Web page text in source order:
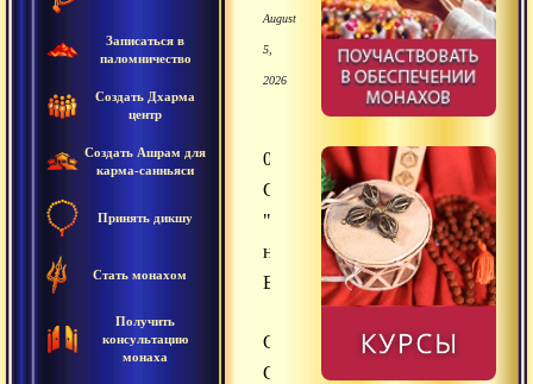
Записаться в
паломничество
Создать Дхарма
центр
Создать Ашрам для
карма-санньяси
Принять дикшу
Стать монахом
Получить
консультацию
монаха
August
5,
2026
08.06.2012
Сатсанг
"Пей
нектар
Бога!"
Сатсанг
Свами